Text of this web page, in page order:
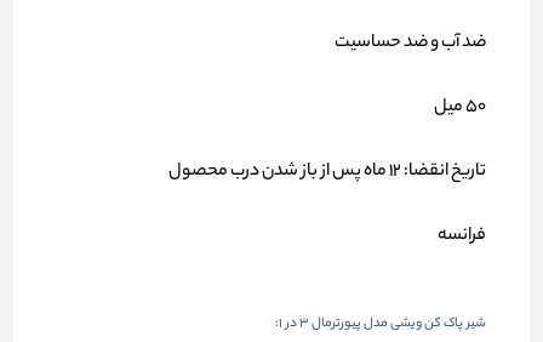
ضد آب و ضد حساسیت
50 میل
تاریخ انقضا: 12 ماه پس از باز شدن درب محصول
فرانسه
شیر پاک کن ویشی مدل پیورترمال ۳ در ۱: